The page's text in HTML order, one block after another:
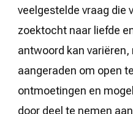
veelgestelde vraag die
zoektocht naar liefde
antwoord kan
aangeraden om open
ontmoetingen en
door deel te nemen